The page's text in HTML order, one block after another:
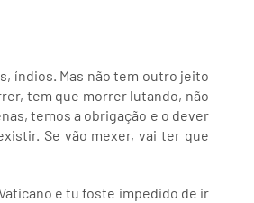
índios. Mas não tem outro jeito
tem que morrer lutando, não
temos a obrigação e o dever
Se vão mexer, vai ter que
e tu foste impedido de ir